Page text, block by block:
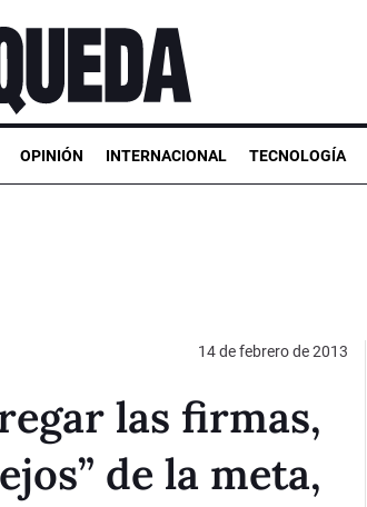
OPINIÓN INTERNACIONAL TECNOLOGÍA
14 de febrero de 2013
las firmas,
de la meta,